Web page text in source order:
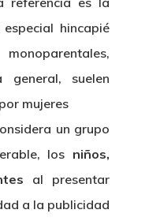
hincapié
general, suelen
mujeres
un grupo
los niños,
al presentar
a la publicidad